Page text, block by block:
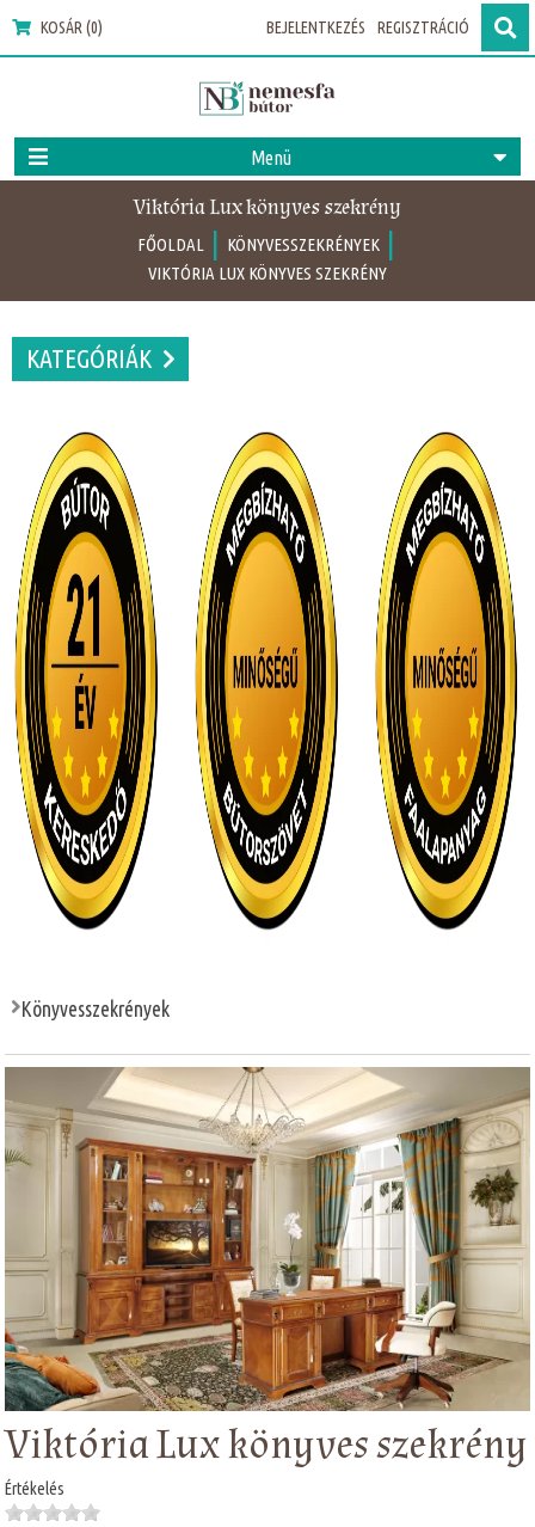
KOSÁR (0) BEJELENTKEZÉS REGISZTRÁCIÓ
Menü
Viktória Lux könyves szekrény
FŐOLDAL KÖNYVESSZEKRÉNYEK
VIKTÓRIA LUX KÖNYVES SZEKRÉNY
KATEGÓRIÁK
Könyvesszekrények
Viktória Lux könyves szekrény
Értékelés